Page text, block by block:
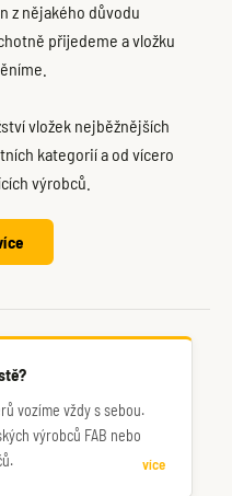
z nějakého důvodu
přijedeme a vložku
vložek nejběžnějších
kategorií a od vícero
výrobců.
vozíme vždy s sebou.
výrobců FAB nebo
více